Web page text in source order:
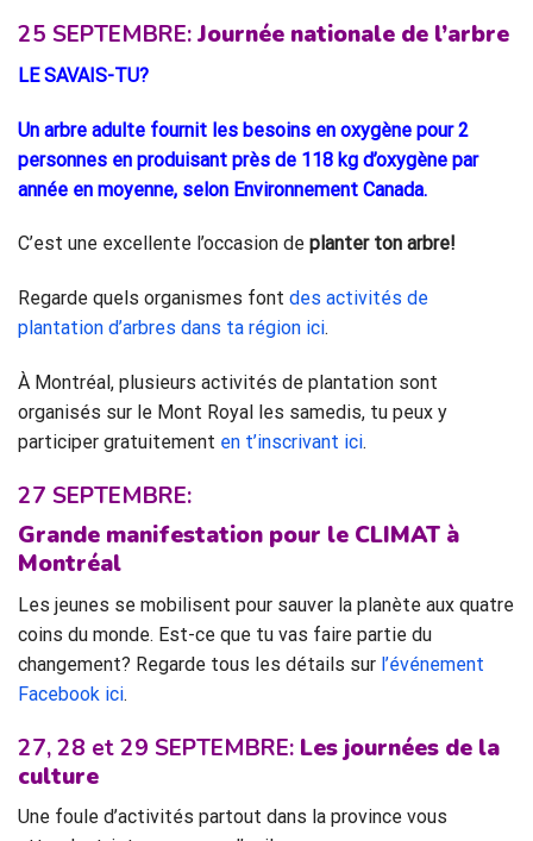
25 SEPTEMBRE:Journée nationale de l’arbre
LE SAVAIS-TU?
Un arbre adulte fournit les besoins en oxygène pour 2
personnes en produisant près de 118 kg d’oxygène par
année en moyenne, selon Environnement Canada.
C’est une excellente l’occasion de planter ton arbre!
Regarde quels organismes font des activités de
plantation d’arbres dans ta région ici.
À Montréal, plusieurs activités de plantation sont
organisés sur le Mont Royal les samedis, tu peux y
participer gratuitement en t’inscrivant ici.
27 SEPTEMBRE:
Grande manifestation pour le CLIMAT à
Montréal
Les jeunes se mobilisent pour sauver la planète aux quatre
coins du monde. Est-ce que tu vas faire partie du
changement? Regarde tous les détails sur l’événement
Facebook ici.
27, 28 et 29 SEPTEMBRE: Les journées de la
culture
Une foule d’activités partout dans la province vous